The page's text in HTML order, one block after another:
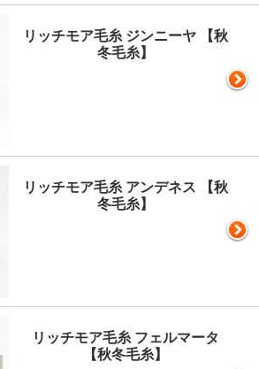
リッチモア毛糸 ジンニーヤ 【秋
冬毛糸】
リッチモア毛糸 アンデネス 【秋
冬毛糸】
リッチモア毛糸 フェルマータ
【秋冬毛糸】